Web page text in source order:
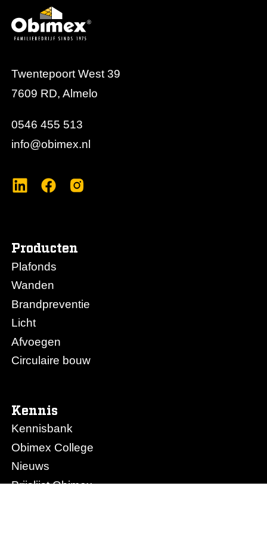
Twentepoort West 39
7609 RD, Almelo
0546 455 513
info@obimex.nl
Producten
Plafonds
Wanden
Brandpreventie
Licht
Afvoegen
Circulaire bouw
Kennis
Kennisbank
Obimex College
Nieuws
Prijslijst Obimex